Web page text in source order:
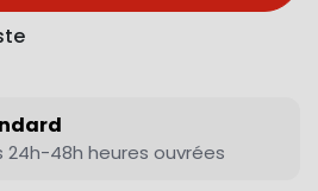
24h-48h heures ouvrées